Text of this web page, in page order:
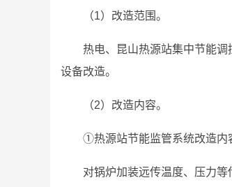
（1）改造范围。
热电、昆山热源站集中节能
设备改造。
（2）改造内容。
①热源站节能监管系统改造内
对锅炉加装远传温度、压力等